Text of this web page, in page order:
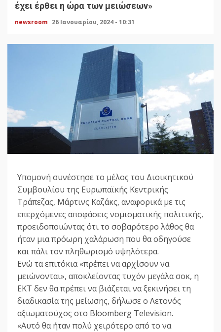
έχει έρθει η ώρα των μειώσεων»
newsroom 26 Ιανουαρίου, 2024 - 10:31
Υπομονή συνέστησε το μέλος του Διοικητικού
Συμβουλίου της Ευρωπαϊκής Κεντρικής
Τράπεζας, Μάρτινς Καζάκς, αναφορικά με τις
επερχόμενες αποφάσεις νομισματικής πολιτικής,
προειδοποιώντας ότι το σοβαρότερο λάθος θα
ήταν μια πρόωρη χαλάρωση που θα οδηγούσε
και πάλι τον πληθωρισμό υψηλότερα.
Ενώ τα επιτόκια «πρέπει να αρχίσουν να
μειώνονται», αποκλείοντας τυχόν μεγάλα σοκ, η
ΕΚΤ δεν θα πρέπει να βιάζεται να ξεκινήσει τη
διαδικασία της μείωσης, δήλωσε ο Λετονός
αξιωματούχος στο Bloomberg Television.
«Αυτό θα ήταν πολύ χειρότερο από το να